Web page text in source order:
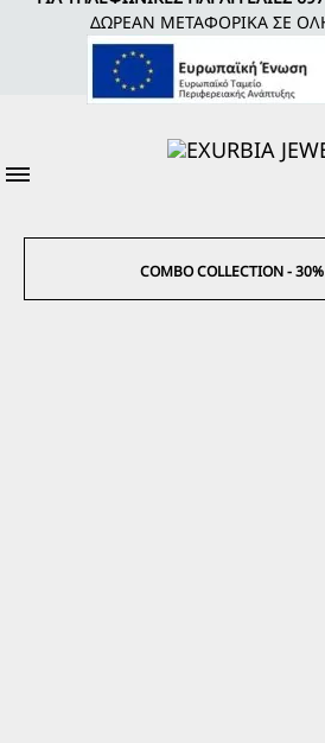
ΔΩΡΕΑΝ ΜΕΤΑΦΟΡΙΚΑ ΣΕ
COMBO COLLECTION -